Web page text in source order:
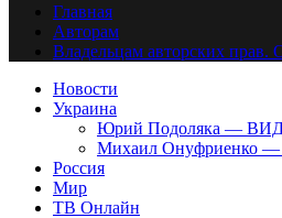
Главная
Авторам
Владельцам авторских прав.
Новости
Украина
Юрий Подоляка —
Михаил Онуфриенко —
Россия
Мир
ТВ Онлайн